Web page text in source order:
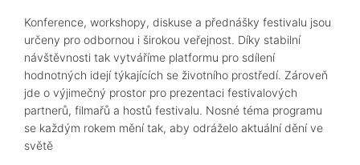
Konference, workshopy, diskuse a přednášky festivalu jsou
určeny pro odbornou i širokou veřejnost. Díky stabilní
návštěvnosti tak vytváříme platformu pro sdílení
hodnotných idejí týkajících se životního prostředí. Zároveň
jde o výjimečný prostor pro prezentaci festivalových
partnerů, filmařů a hostů festivalu. Nosné téma programu
se každým rokem mění tak, aby odráželo aktuální dění ve
světě